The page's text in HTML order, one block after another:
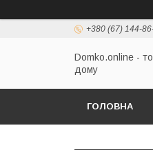
+380 (67) 144-
Domko.online -
дому
ГОЛОВНА